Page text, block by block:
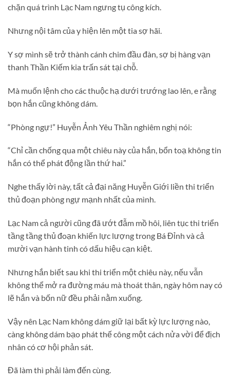
chặn quá trình Lạc Nam ngưng tụ công kích.
Nhưng nội tâm của y hiện lên một tia sợ hãi.
Y sợ mình sẽ trở thành cánh chim đầu đàn, sợ bị hàng vạn
thanh Thần Kiếm kia trấn sát tại chỗ.
Mà muốn lệnh cho các thuộc hạ dưới trướng lao lên, e rằng
bọn hắn cũng không dám.
“Phòng ngự!” Huyễn Ảnh Yêu Thần nghiêm nghị nói:
“Chỉ cần chống qua một chiêu này của hắn, bổn toạ không tin
hắn có thể phát động lần thứ hai.”
Nghe thấy lời này, tất cả đại năng Huyễn Giới liền thi triển
thủ đoạn phòng ngự mạnh nhất của mình.
Lạc Nam cả người cũng đã ướt đẫm mồ hôi, liên tục thi triển
tầng tầng thủ đoạn khiến lực lượng trong Bá Đỉnh và cả
mười vạn hành tinh có dấu hiệu cạn kiệt.
Nhưng hắn biết sau khi thi triển một chiêu này, nếu vẫn
không thể mở ra đường máu mà thoát thân, ngày hôm nay có
lẽ hắn và bốn nữ đều phải nằm xuống.
Vậy nên Lạc Nam không dám giữ lại bất kỳ lực lượng nào,
càng không dám bạo phát thế công một cách nửa vời để địch
nhân có cơ hội phản sát.
Đã làm thì phải làm đến cùng.